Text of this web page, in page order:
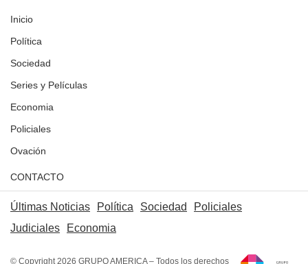
Inicio
Política
Sociedad
Series y Películas
Economia
Policiales
Ovación
CONTACTO
Últimas Noticias Política Sociedad
Policiales
Judiciales
Economia
© Copyright 2026 GRUPO AMERICA – Todos los derechos